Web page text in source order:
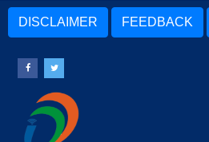
DISCLAIMER FEEDBACK